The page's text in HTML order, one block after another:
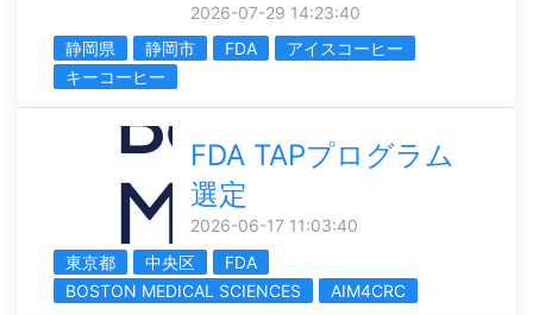
2026-07-29 14:23:40
静岡県
静岡市 FDA
アイスコーヒー
キーコーヒー
FDA TAPプログラム
選定
2026-06-17 11:03:40
東京都
中央区
FDA
BOSTON MEDICAL SCIENCES
AIM4CRC